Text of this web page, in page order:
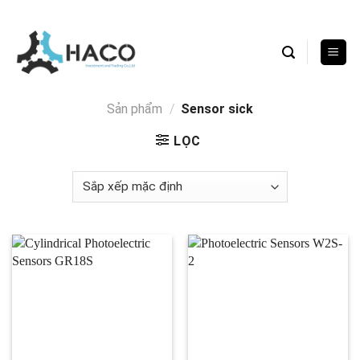
content
Sản phẩm / Sensor sick
LỌC